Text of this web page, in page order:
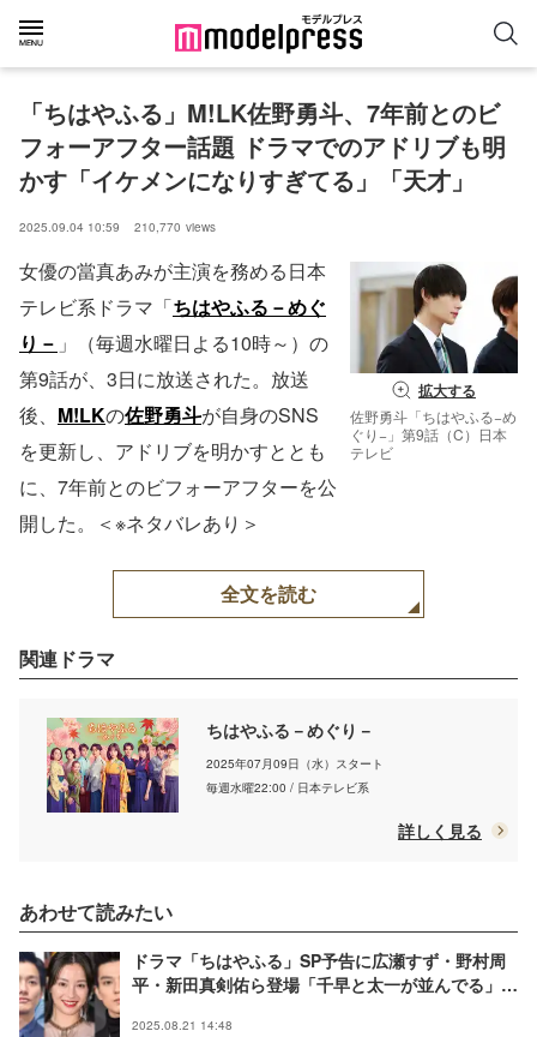
「ちはやふる」M!LK佐野勇斗、7年前とのビ
フォーアフター話題 ドラマでのアドリブも明
かす「イケメンになりすぎてる」「天才」
2025.09.04 10:59 210,770 views
拡大する
佐野勇斗「ちはやふる−め
ぐり−」第9話（C）日本
テレビ
女優の當真あみが主演を務める日本
テレビ系ドラマ「ちはやふる－めぐ
り－ 」（毎週水曜日よる10時～）の
第9話が、3日に放送された。放送
後、 M!LKの佐野勇斗が自身のSNS
を更新し、アドリブを明かすととも
に、7年前とのビフォーアフターを公
開した。＜※ネタバレあり＞
全文を読む
関連ドラマ
ちはやふる－めぐり－
2025年07月09日（水）スタート
毎週水曜22:00 / 日本テレビ系
詳しく見る
あわせて読みたい
ドラマ「ちはやふる」SP予告に広瀬すず・野村周
平・新田真剣佑ら登場「千早と太一が並んでる」
2025.08.21 14:48